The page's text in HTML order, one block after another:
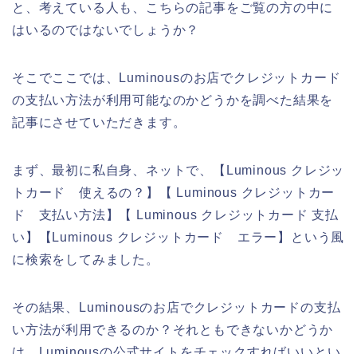
と、考えている人も、こちらの記事をご覧の方の中に
はいるのではないでしょうか？
そこでここでは、Luminousのお店でクレジットカード
の支払い方法が利用可能なのかどうかを調べた結果を
記事にさせていただきます。
まず、最初に私自身、ネットで、【Luminous クレジッ
トカード 使えるの？】【 Luminous クレジットカー
ド 支払い方法】【 Luminous クレジットカード 支払
い】【Luminous クレジットカード エラー】という風
に検索をしてみました。
その結果、Luminousのお店でクレジットカードの支払
い方法が利用できるのか？それともできないかどうか